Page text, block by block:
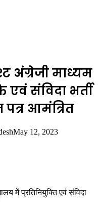
अंग्रेजी माध्यम
एवं संविदा भर्ती
आमंत्रित
May 12, 2023
में प्रतिनियुक्ति एवं संविदा